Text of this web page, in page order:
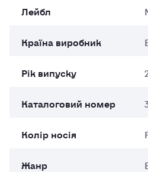
Лейбл
Країна виробник
Рік випуску
Каталоговий номер
Колір носія
Жанр